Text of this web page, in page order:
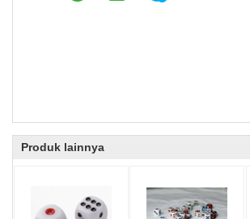
Produk lainnya